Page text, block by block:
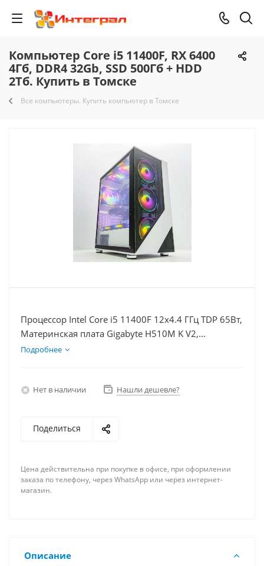
Компьютер Core i5 11400F, RX 6400
4Гб, DDR4 32Gb, SSD 500Гб + HDD
2Тб. Купить в Томске
Все компьютеры. Купить компьютер в Томске
Процессор Intel Core i5 11400F 12x4.4 ГГц TDP 65Вт,
Материнская плата Gigabyte H510M K V2,
Видеокарта RX 6400 4Гб, Память DDR4 32Gb,
Подробнее
Нет в наличии Нашли дешевле?
Поделиться
Цена действительна при покупке в офисе, при оформлении
заказа по телефону, через WhatsApp или через интернет-
магазин.
Описание